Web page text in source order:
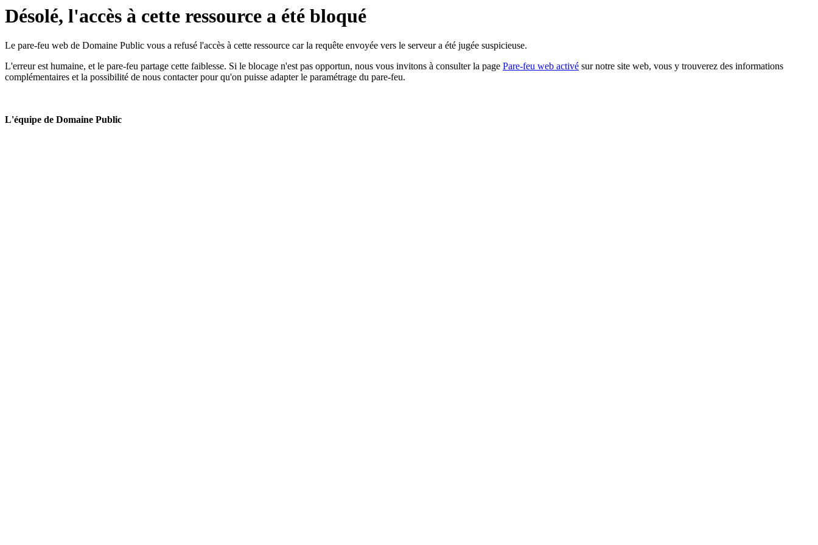
Désolé, l'accès à cette ressource a été bloqué
Le pare-feu web de Domaine Public vous a refusé l'accès à cette ressource car la requête envoyée vers le serveur a été jugée suspicieuse.
L'erreur est humaine, et le pare-feu partage cette faiblesse. Si le blocage n'est pas opportun, nous vous invitons à consulter la page Pare-feu web activé sur notre site web, vous y trouverez des informations
complémentaires et la possibilité de nous contacter pour qu'on puisse adapter le paramétrage du pare-feu.
L'équipe de Domaine Public